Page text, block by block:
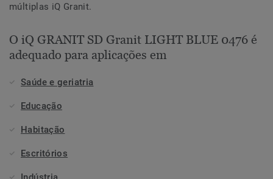
múltiplas iQ Granit.
O iQ GRANIT SD Granit LIGHT BLUE 0476 é
adequado para aplicações em
Saúde e geriatria
Educação
Habitação
Escritórios